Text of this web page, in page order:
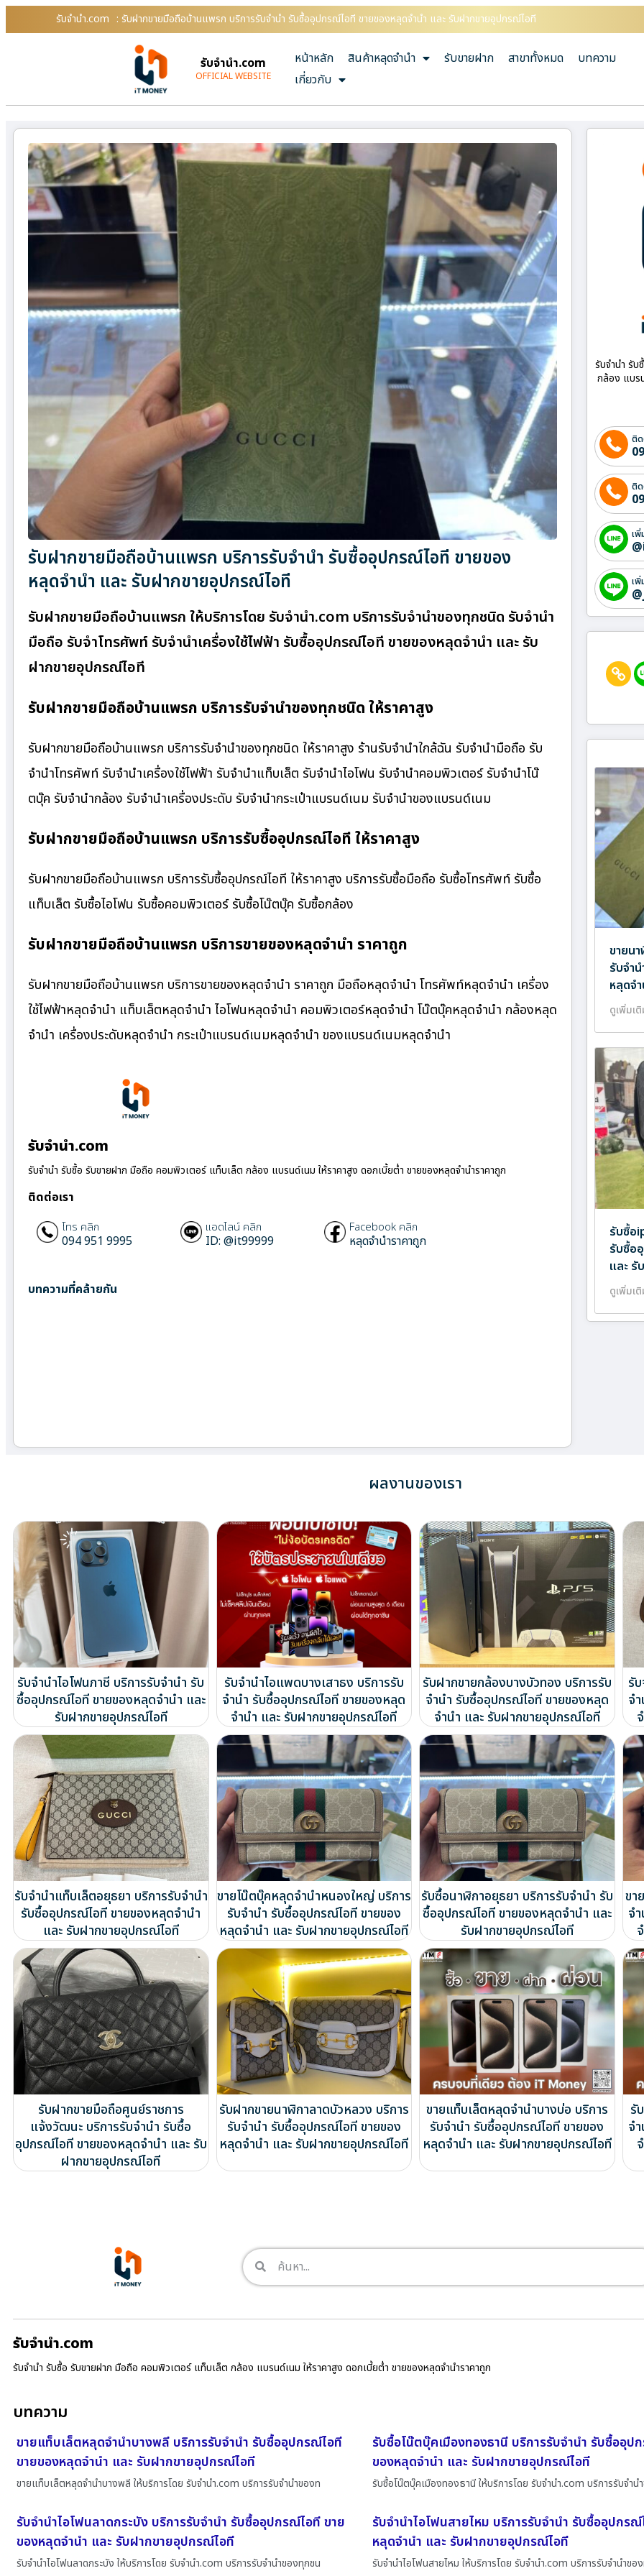
รับจํานํา.com : รับฝากขายมือถือบ้านแพรก บริการรับจำนำ รับซื้ออุปกรณ์ไอที ขายของหลุดจำนำ และ รับฝากขายอุปกรณ์ไอที
รับจํานํา.com
OFFICIAL WEBSITE
หน้าหลัก สินค้าหลุดจำนำ รับขายฝาก สาขาทั้งหมด
บทความ
เกี่ยวกับ
รับฝากขายมือถือบ้านแพรก บริการรับจำนำ รับซื้ออุปกรณ์ไอที ขายของ
หลุดจำนำ และ รับฝากขายอุปกรณ์ไอที
รับฝากขายมือถือบ้านแพรก ให้บริการโดย รับจํานํา.com บริการรับจำนำของทุกชนิด รับจำนำ
มือถือ รับจำโทรศัพท์ รับจำนำเครื่องใช้ไฟฟ้า รับซื้ออุปกรณ์ไอที ขายของหลุดจำนำ และ รับ
ฝากขายอุปกรณ์ไอที
รับฝากขายมือถือบ้านแพรก บริการรับจำนำของทุกชนิด ให้ราคาสูง
รับฝากขายมือถือบ้านแพรก บริการรับจำนำของทุกชนิด ให้ราคาสูง ร้านรับจํานําใกล้ฉัน รับจำนำมือถือ รับ
จำนำโทรศัพท์ รับจำนำเครื่องใช้ไฟฟ้า รับจำนำแท็บเล็ต รับจำนำไอโฟน รับจำนำคอมพิวเตอร์ รับจำนำโน๊
ตบุ๊ค รับจำนำกล้อง รับจำนำเครื่องประดับ รับจำนำกระเป๋าแบรนด์เนม รับจำนำของแบรนด์เนม
รับฝากขายมือถือบ้านแพรก บริการรับซื้ออุปกรณ์ไอที ให้ราคาสูง
รับฝากขายมือถือบ้านแพรก บริการรับซื้ออุปกรณ์ไอที ให้ราคาสูง บริการรับซื้อมือถือ รับซื้อโทรศัพท์ รับซื้อ
แท็บเล็ต รับซื้อไอโฟน รับซื้อคอมพิวเตอร์ รับซื้อโน๊ตบุ๊ค รับซื้อกล้อง
รับฝากขายมือถือบ้านแพรก บริการขายของหลุดจำนำ ราคาถูก
รับฝากขายมือถือบ้านแพรก บริการขายของหลุดจำนำ ราคาถูก มือถือหลุดจำนำ โทรศัพท์หลุดจำนำ เครื่อง
ใช้ไฟฟ้าหลุดจำนำ แท็บเล็ตหลุดจำนำ ไอโฟนหลุดจำนำ คอมพิวเตอร์หลุดจำนำ โน๊ตบุ๊คหลุดจำนำ กล้องหลุด
จำนำ เครื่องประดับหลุดจำนำ กระเป๋าแบรนด์เนมหลุดจำนำ ของแบรนด์เนมหลุดจำนำ
รับจํานํา.com
รับจำนำ รับซื้อ รับขายฝาก มือถือ คอมพิวเตอร์ แท็บเล็ต กล้อง แบรนด์เนม ให้ราคาสูง ดอกเบี้ยต่ำ ขายของหลุดจำนำราคาถูก
ติดต่อเรา
โทร คลิก
094 951 9995
แอดไลน์ คลิก
ID: @it99999
Facebook คลิก
หลุดจำนำราคาถูก
บทความที่คล้ายกัน
รับจำนำ รั
กล้อง แบร
ติ
ติ
เ
เ
ขายน
รับจำ
หลุดจ
ดูเพิ่มเ
รับซื้อ
รับซื้อ
และ รั
ดูเพิ่มเ
ผลงานของเรา
รับจำนำไอโฟนภาชี บริการรับจำนำ รับ
ซื้ออุปกรณ์ไอที ขายของหลุดจำนำ และ
รับฝากขายอุปกรณ์ไอที
รับจำนำไอแพดบางเสาธง บริการรับ
จำนำ รับซื้ออุปกรณ์ไอที ขายของหลุด
จำนำ และ รับฝากขายอุปกรณ์ไอที
รับฝากขายกล้องบางบัวทอง บริการรับ
จำนำ รับซื้ออุปกรณ์ไอที ขายของหลุด
จำนำ และ รับฝากขายอุปกรณ์ไอที
รั
จ
รับจำนำแท็บเล็ตอยุธยา บริการรับจำนำ
รับซื้ออุปกรณ์ไอที ขายของหลุดจำนำ
และ รับฝากขายอุปกรณ์ไอที
ขายโน๊ตบุ๊คหลุดจำนำหนองใหญ่ บริการ
รับจำนำ รับซื้ออุปกรณ์ไอที ขายของ
หลุดจำนำ และ รับฝากขายอุปกรณ์ไอที
รับซื้อนาฬิกาอยุธยา บริการรับจำนำ รับ
ซื้ออุปกรณ์ไอที ขายของหลุดจำนำ และ
รับฝากขายอุปกรณ์ไอที
ขา
จ
รับฝากขายมือถือศูนย์ราชการ
แจ้งวัฒนะ บริการรับจำนำ รับซื้อ
อุปกรณ์ไอที ขายของหลุดจำนำ และ รับ
ฝากขายอุปกรณ์ไอที
รับฝากขายนาฬิกาลาดบัวหลวง บริการ
รับจำนำ รับซื้ออุปกรณ์ไอที ขายของ
หลุดจำนำ และ รับฝากขายอุปกรณ์ไอที
ขายแท็บเล็ตหลุดจำนำบางบ่อ บริการ
รับจำนำ รับซื้ออุปกรณ์ไอที ขายของ
หลุดจำนำ และ รับฝากขายอุปกรณ์ไอที
รั
จ
รับจํานํา.com
รับจำนำ รับซื้อ รับขายฝาก มือถือ คอมพิวเตอร์ แท็บเล็ต กล้อง แบรนด์เนม ให้ราคาสูง ดอกเบี้ยต่ำ ขายของหลุดจำนำราคาถูก
บทความ
ขายแท็บเล็ตหลุดจำนำบางพลี บริการรับจำนำ รับซื้ออุปกรณ์ไอที
ขายของหลุดจำนำ และ รับฝากขายอุปกรณ์ไอที
ขายแท็บเล็ตหลุดจำนำบางพลี ให้บริการโดย รับจํานํา.com บริการรับจำนำของท
รับซื้อโน๊ตบุ๊คเมืองทองธานี บริการรับจำนำ รับซื้ออุป
ของหลุดจำนำ และ รับฝากขายอุปกรณ์ไอที
รับซื้อโน๊ตบุ๊คเมืองทองธานี ให้บริการโดย รับจํานํา.com บริการรับจำน
รับจำนำไอโฟนลาดกระบัง บริการรับจำนำ รับซื้ออุปกรณ์ไอที ขาย
ของหลุดจำนำ และ รับฝากขายอุปกรณ์ไอที
รับจำนำไอโฟนลาดกระบัง ให้บริการโดย รับจํานํา.com บริการรับจำนำของทุกชน
รับจำนำไอโฟนสายไหม บริการรับจำนำ รับซื้ออุปกร
หลุดจำนำ และ รับฝากขายอุปกรณ์ไอที
รับจำนำไอโฟนสายไหม ให้บริการโดย รับจํานํา.com บริการรับจำนำขอ